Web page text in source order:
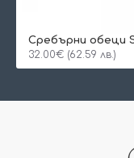
32.00€ (62.59 лв.)